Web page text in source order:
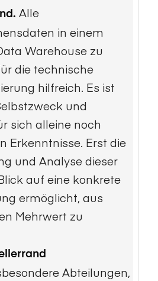
Alle
in einem
Warehouse zu
die technische
hilfreich. Es ist
und
sich alleine noch
Erkenntnisse. Erst die
und Analyse dieser
auf eine konkrete
ermöglicht, aus
Mehrwert zu
Abteilungen,